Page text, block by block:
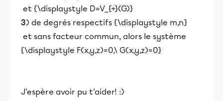
et {\displaystyle D=V_{+}(G)}
3) de degrés respectifs {\displaystyle m,n}
et sans facteur commun, alors le système
{\displaystyle F(x,y,z)=0,\ G(x,y,z)=0}
J'espère avoir pu t'aider! :)